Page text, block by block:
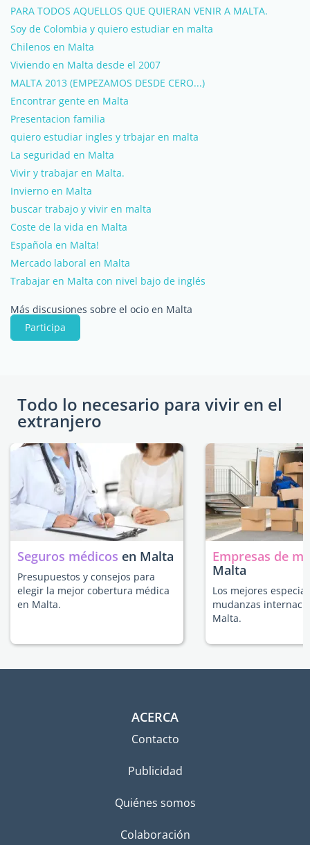
PARA TODOS AQUELLOS QUE QUIERAN VENIR A MALTA.
Soy de Colombia y quiero estudiar en malta
Chilenos en Malta
Viviendo en Malta desde el 2007
MALTA 2013 (EMPEZAMOS DESDE CERO...)
Encontrar gente en Malta
Presentacion familia
quiero estudiar ingles y trbajar en malta
La seguridad en Malta
Vivir y trabajar en Malta.
Invierno en Malta
buscar trabajo y vivir en malta
Coste de la vida en Malta
Española en Malta!
Mercado laboral en Malta
Trabajar en Malta con nivel bajo de inglés
Más discusiones sobre el ocio en Malta
Participa
Todo lo necesario para vivir en el
extranjero
Seguros médicos en Malta
Presupuestos y consejos para
elegir la mejor cobertura médica
en Malta.
Empresas de
Malta
Los mejores
mudanzas
Malta.
ACERCA
Contacto
Publicidad
Quiénes somos
Colaboración